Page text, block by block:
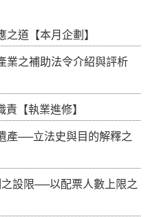
道【本月企劃】
業之補助法令介紹與評析
責【執業進修】
產──立法史與目的解釋之
設限──以配票人數上限之